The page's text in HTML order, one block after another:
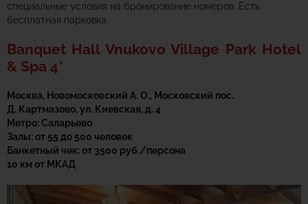
специальные условия на бронирование номеров. Есть
бесплатная парковка.
Banquet Hall Vnukovo Village Park Hotel
& Spa 4*
Москва, Новомосковский А. О., Московский пос.
Д. Картмазово, ул. Киевская, д. 4
Метро: Саларьево
Залы: от 55 до 500 человек
Банкетный чек: от 3500 руб./персона
10 км от МКАД